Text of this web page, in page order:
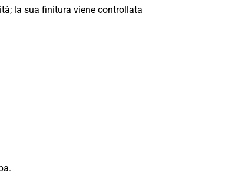
la sua finitura viene controllata